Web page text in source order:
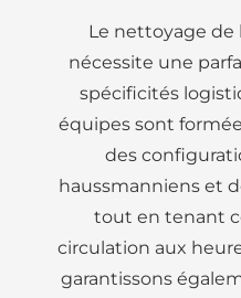
Le nettoyage de
nécessite une
spécificités
équipes sont
des
haussmanniens et
tout en tenant
circulation aux
garantissons